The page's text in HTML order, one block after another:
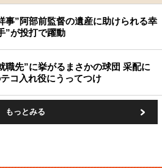
事”阿部前監督の遺産に助けられる幸
”が投打で躍動
職先”に挙がるまさかの球団 采配に
コ入れ役にうってつけ
もっとみる